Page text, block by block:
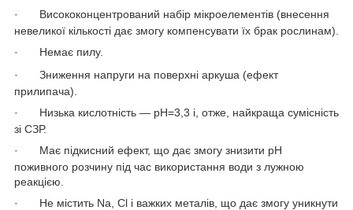
·
Висококонцентрований набір мікроелементів (внесення
невеликої кількості дає змогу компенсувати їх брак рослинам).
·
Немає пилу.
·
Зниження напруги на поверхні аркуша (ефект
прилипача).
·
Низька кислотність — рН=3,3 і, отже, найкраща сумісність
зі СЗР.
·
Має підкисний ефект, що дає змогу знизити pH
поживного розчину під час використання води з лужною
реакцією.
·
Не містить Na, Cl і важких металів, що дає змогу уникнути